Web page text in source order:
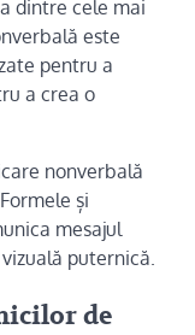
dintre cele mai
este
pentru a
a crea o
nonverbală
și
mesajul
puternică.
de